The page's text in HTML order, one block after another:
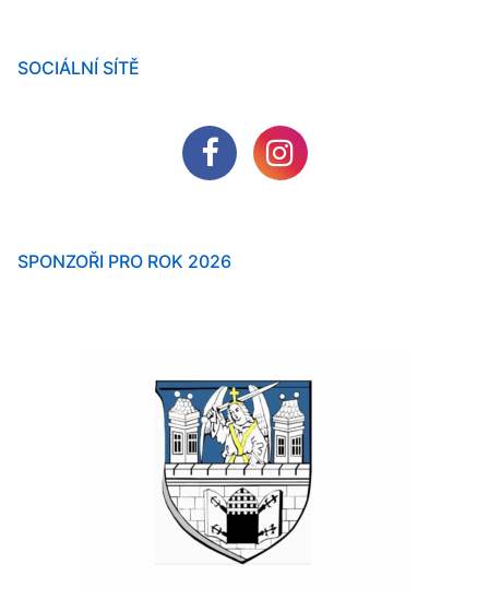
SOCIÁLNÍ SÍTĚ
SPONZOŘI PRO ROK 2026